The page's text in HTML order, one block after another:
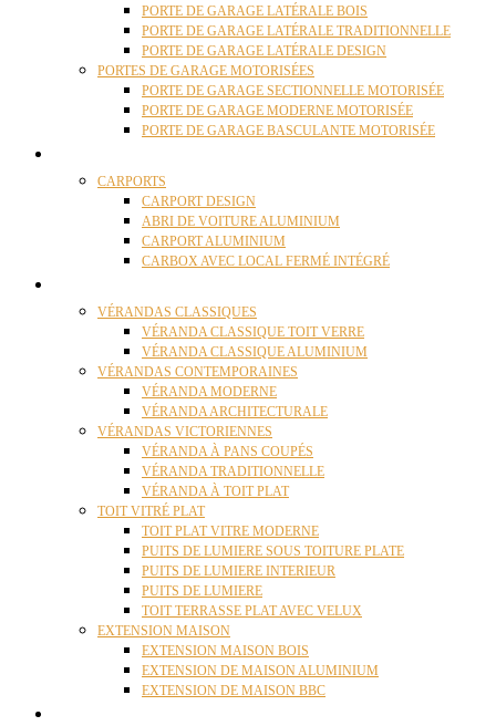
PORTE DE GARAGE LATÉRALE BOIS
PORTE DE GARAGE LATÉRALE TRADITIONNELLE
PORTE DE GARAGE LATÉRALE DESIGN
PORTES DE GARAGE MOTORISÉES
PORTE DE GARAGE SECTIONNELLE MOTORISÉE
PORTE DE GARAGE MODERNE MOTORISÉE
PORTE DE GARAGE BASCULANTE MOTORISÉE
CARPORTS
CARPORT DESIGN
ABRI DE VOITURE ALUMINIUM
CARPORT ALUMINIUM
CARBOX AVEC LOCAL FERMÉ INTÉGRÉ
VÉRANDAS CLASSIQUES
VÉRANDA CLASSIQUE TOIT VERRE
VÉRANDA CLASSIQUE ALUMINIUM
VÉRANDAS CONTEMPORAINES
VÉRANDA MODERNE
VÉRANDA ARCHITECTURALE
VÉRANDAS VICTORIENNES
VÉRANDA À PANS COUPÉS
VÉRANDA TRADITIONNELLE
VÉRANDA À TOIT PLAT
TOIT VITRÉ PLAT
TOIT PLAT VITRE MODERNE
PUITS DE LUMIERE SOUS TOITURE PLATE
PUITS DE LUMIERE INTERIEUR
PUITS DE LUMIERE
TOIT TERRASSE PLAT AVEC VELUX
EXTENSION MAISON
EXTENSION MAISON BOIS
EXTENSION DE MAISON ALUMINIUM
EXTENSION DE MAISON BBC